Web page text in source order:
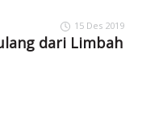
15 Des 2019
dari Limbah